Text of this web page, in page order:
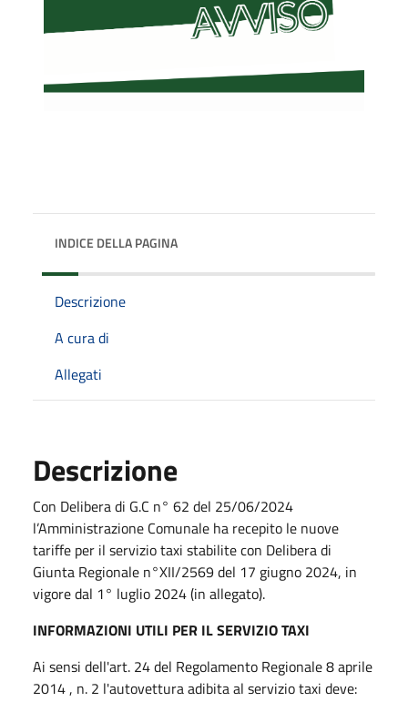
INDICE DELLA PAGINA
Descrizione
A cura di
Allegati
Descrizione
Con Delibera di G.C n° 62 del 25/06/2024
l’Amministrazione Comunale ha recepito le nuove
tariffe per il servizio taxi stabilite con Delibera di
Giunta Regionale n°XII/2569 del 17 giugno 2024, in
vigore dal 1° luglio 2024 (in allegato).
INFORMAZIONI UTILI PER IL SERVIZIO TAXI
Ai sensi dell'art. 24 del Regolamento Regionale 8 aprile
2014 , n. 2 l'autovettura adibita al servizio taxi deve: